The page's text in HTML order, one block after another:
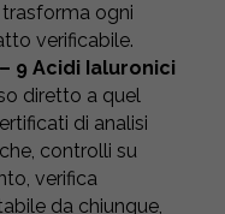
ogni
verificabile.
9 Acidi Ialuronici
diretto a quel
di analisi
controlli su
verifica
da chiunque,